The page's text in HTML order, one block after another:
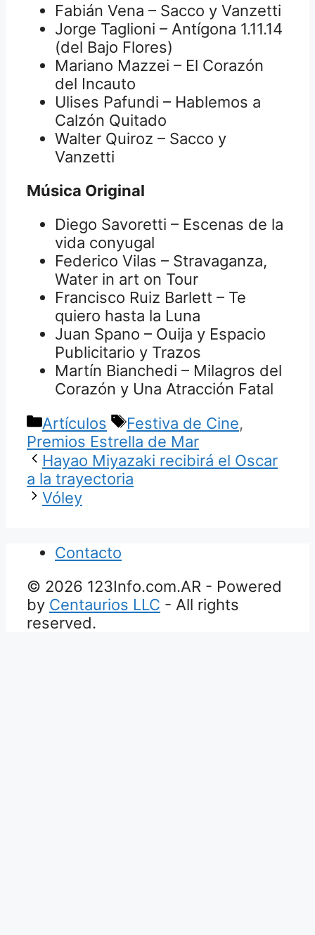
Fabián Vena – Sacco y Vanzetti
Jorge Taglioni – Antígona 1.11.14
(del Bajo Flores)
Mariano Mazzei – El Corazón
del Incauto
Ulises Pafundi – Hablemos a
Calzón Quitado
Walter Quiroz – Sacco y
Vanzetti
Música Original
Diego Savoretti – Escenas de la
vida conyugal
Federico Vilas – Stravaganza,
Water in art on Tour
Francisco Ruiz Barlett – Te
quiero hasta la Luna
Juan Spano – Ouija y Espacio
Publicitario y Trazos
Martín Bianchedi – Milagros del
Corazón y Una Atracción Fatal
Categorías
Artículos Etiquetas
Festiva de Cine,
Premios Estrella de Mar
Hayao Miyazaki recibirá el Oscar
a la trayectoria
Vóley
Contacto
© 2026 123Info.com.AR - Powered
by Centaurios LLC - All rights
reserved.